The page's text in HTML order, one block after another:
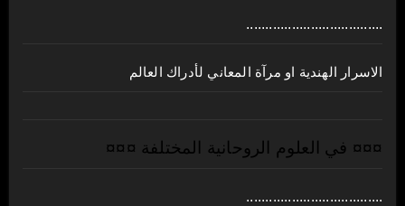
....................................
الاسرار الهندية او مرآة المعاني لأدراك العالم
¤¤¤ في العلوم الروحانية المختلفة ¤¤¤
....................................